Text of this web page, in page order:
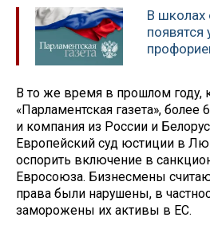
В школах
появятся
В то же время в прошлом году,
«Парламентская газета»,
и компания из России и
Европейский суд юстиции в
оспорить включение в
Евросоюза. Бизнесмены
права были нарушены, в
заморожены их активы в ЕС.